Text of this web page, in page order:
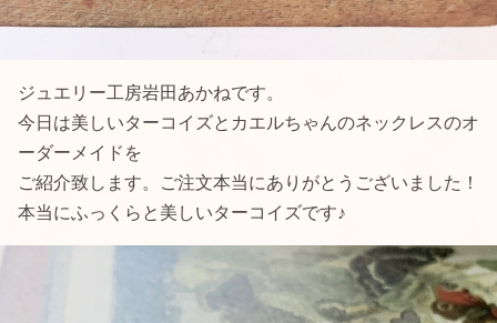
ジュエリー工房岩田あかねです。
今日は美しいターコイズとカエルちゃんのネックレスのオ
ーダーメイドを
ご紹介致します。ご注文本当にありがとうございました！
本当にふっくらと美しいターコイズです♪